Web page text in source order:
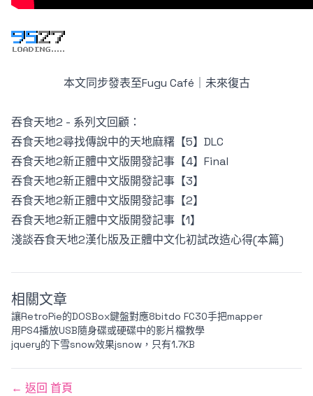
本文同步發表至Fugu Café｜未來復古
吞食天地2 - 系列文回顧：
吞食天地2尋找傳說中的天地麻糬【5】DLC
吞食天地2新正體中文版開發記事【4】Final
吞食天地2新正體中文版開發記事【3】
吞食天地2新正體中文版開發記事【2】
吞食天地2新正體中文版開發記事【1】
淺談吞食天地2漢化版及正體中文化初試改造心得(本篇)
相關文章
讓RetroPie的DOSBox鍵盤對應8bitdo FC30手把mapper
用PS4播放USB隨身碟或硬碟中的影片檔教學
jquery的下雪snow效果jsnow，只有1.7KB
← 返回 首頁